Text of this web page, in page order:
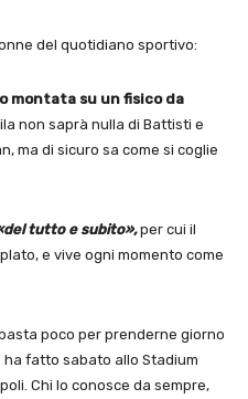
del quotidiano sportivo:
montata su un fisico da
non saprà nulla di Battisti e
ma di sicuro sa come si coglie
tutto e subito»,per cui il
e vive ogni momento come
poco per prenderne giorno
fatto sabato allo Stadium
Chi lo conosce da sempre,